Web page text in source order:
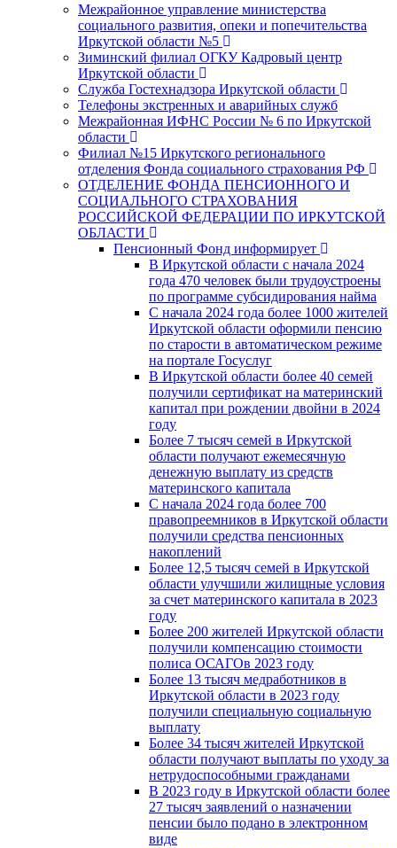
Межрайонное управление министерства
социального развития, опеки и попечительства
Иркутской области №5
Зиминский филиал ОГКУ Кадровый центр
Иркутской области
Служба Гостехнадзора Иркутской области
Телефоны экстренных и аварийных служб
Межрайонная ИФНС России № 6 по Иркутской
области
Филиал №15 Иркутского регионального
отделения Фонда социального страхования РФ
ОТДЕЛЕНИЕ ФОНДА ПЕНСИОННОГО И
СОЦИАЛЬНОГО СТРАХОВАНИЯ
РОССИЙСКОЙ ФЕДЕРАЦИИ ПО ИРКУТСКОЙ
ОБЛАСТИ
Пенсионный Фонд информирует
В Иркутской области с начала 2024
года 470 человек были трудоустроены
по программе субсидирования найма
С начала 2024 года более 1000 жителей
Иркутской области оформили пенсию
по старости в автоматическом режиме
на портале Госуслуг
В Иркутской области более 40 семей
получили сертификат на материнский
капитал при рождении двойни в 2024
году
Более 7 тысяч семей в Иркутской
области получают ежемесячную
денежную выплату из средств
материнского капитала
С начала 2024 года более 700
правопреемников в Иркутской области
получили средства пенсионных
накоплений
Более 12,5 тысяч семей в Иркутской
области улучшили жилищные условия
за счет материнского капитала в 2023
году
Более 200 жителей Иркутской области
получили компенсацию стоимости
полиса ОСАГОв 2023 году
Более 13 тысяч медработников в
Иркутской области в 2023 году
получили специальную социальную
выплату
Более 34 тысяч жителей Иркутской
области получают выплаты по уходу за
нетрудоспособными гражданами
В 2023 году в Иркутской области более
27 тысяч заявлений о назначении
пенсии было подано в электронном
виде